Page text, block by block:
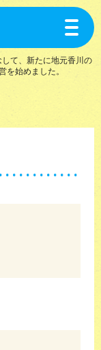
toggle
て、新たに地元香川の
を始めました。